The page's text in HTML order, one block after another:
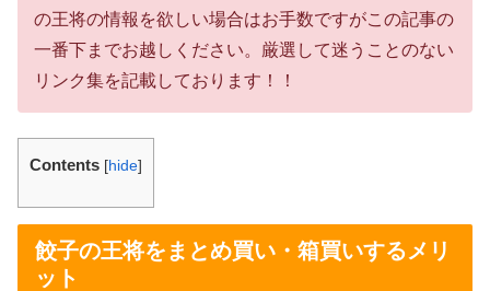
の王将の情報を欲しい場合はお手数ですがこの記事の
一番下までお越しください。厳選して迷うことのない
リンク集を記載しております！！
Contents [hide]
餃子の王将をまとめ買い・箱買いするメリ
ット